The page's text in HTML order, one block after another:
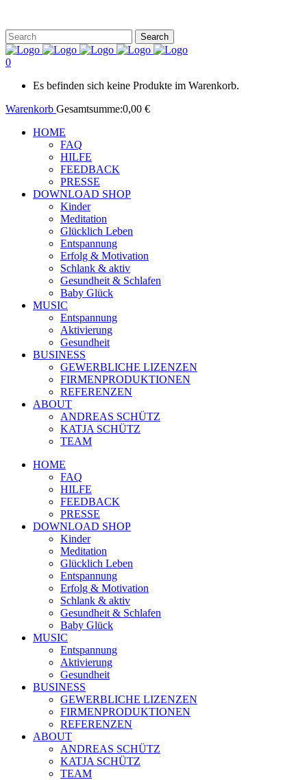
0
Es befinden sich keine Produkte im Warenkorb.
Warenkorb Gesamtsumme:0,00 €
HOME
FAQ
HILFE
FEEDBACK
PRESSE
DOWNLOAD SHOP
Kinder
Meditation
Glücklich Leben
Entspannung
Erfolg & Motivation
Schlank & aktiv
Gesundheit & Schlafen
Baby Glück
MUSIC
Entspannung
Aktivierung
Gesundheit
BUSINESS
GEWERBLICHE LIZENZEN
FIRMENPRODUKTIONEN
REFERENZEN
ABOUT
ANDREAS SCHÜTZ
KATJA SCHÜTZ
TEAM
HOME
FAQ
HILFE
FEEDBACK
PRESSE
DOWNLOAD SHOP
Kinder
Meditation
Glücklich Leben
Entspannung
Erfolg & Motivation
Schlank & aktiv
Gesundheit & Schlafen
Baby Glück
MUSIC
Entspannung
Aktivierung
Gesundheit
BUSINESS
GEWERBLICHE LIZENZEN
FIRMENPRODUKTIONEN
REFERENZEN
ABOUT
ANDREAS SCHÜTZ
KATJA SCHÜTZ
TEAM